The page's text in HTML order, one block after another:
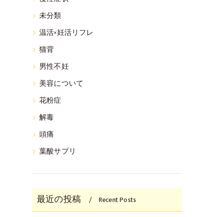
未分類
温活×妊活リフレ
猫背
男性不妊
美容について
花粉症
解毒
頭痛
葉酸サプリ
最近の投稿 Recent Posts